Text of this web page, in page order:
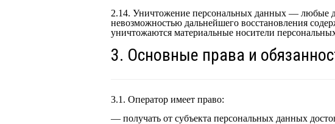
2.14. Уничтожение персональных данных — любые
невозможностью дальнейшего восстановления
уничтожаются материальные носители
3. Основные права и
3.1. Оператор имеет право:
— получать от субъекта персональных данных